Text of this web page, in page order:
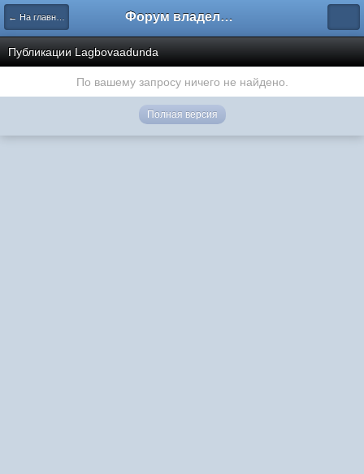
← На главную Форум владельцев интернет-магазинов
Публикации Lagbovaadunda
По вашему запросу ничего не найдено.
Полная версия